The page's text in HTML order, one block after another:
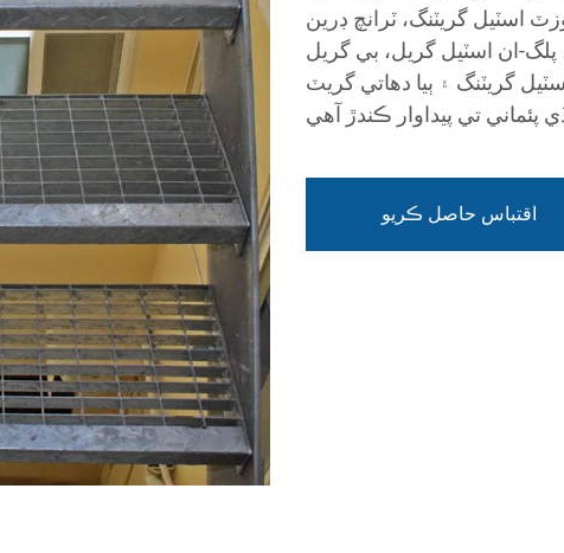
اسٽيل گريٽنگ، ٽرانچ ڊرين
ان اسٽيل گريل، بي گريل
گريٽنگ ۽ ٻيا دھاتي گريٽ
اقتباس حاصل ڪريو